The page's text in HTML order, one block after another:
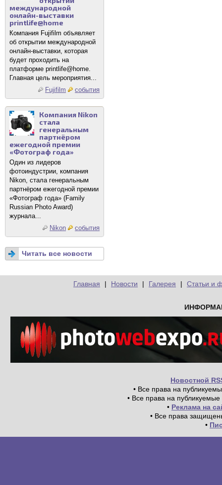
международной
онлайн-выставки
printlife@home
Компания Fujifilm объявляет
об открытии международной
онлайн-выставки, которая
будет проходить на
платформе printlife@home.
Главная цель мероприятия...
Fujifilm
события
Компания Nikon
стала
генеральным
партнёром
ежегодной премии
«Фотограф года»
Один из лидеров
фотоиндустрии, компания
Nikon, стала генеральным
партнёром ежегодной премии
«Фотограф года» (Family
Russian Photo Award)
журнала...
Nikon
события
Читать все новости
Главная | Новости | Галерея | Статьи и
Новостной
• Все права на
• Все права на
• Реклама на
• Все права
•